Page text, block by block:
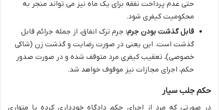
حتی عدم پرداخت نفقه برای یک ماه نیز می تواند منجر به
محکومیت کیفری شود.
قابل گذشت بودن جرم: جرم ترک انفاق، از جمله جرائم قابل
گذشت است. این یعنی در صورت رضایت و گذشت زن (شاکی
خصوصی)، تعقیب کیفری مرد متوقف شده و در صورت صدور
حکم، اجرای مجازات نیز موقوف خواهد شد.
حکم جلب سیار
در صورتی که مرد از اجرای حکم دادگاه خودداری کرده یا متواری